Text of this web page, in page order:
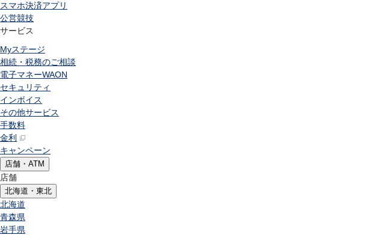
スマホ決済アプリ
公営競技
サービス
Myステージ
相続・税務のご相談
電子マネーWAON
セキュリティ
インボイス
その他サービス
手数料
金利
キャンペーン
店舗・ATM
店舗
北海道・東北
北海道
青森県
岩手県